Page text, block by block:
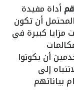
أداة مفيدة
أن تكون
مزايا كبيرة في
أن يكونوا
إلى
بياناتهم